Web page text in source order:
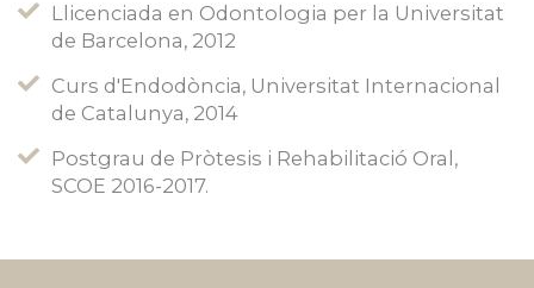
Llicenciada en Odontologia per la Universitat
de Barcelona, ​​2012
Curs d'Endodòncia, Universitat Internacional
de Catalunya, 2014
Postgrau de Pròtesis i Rehabilitació Oral,
SCOE 2016-2017.